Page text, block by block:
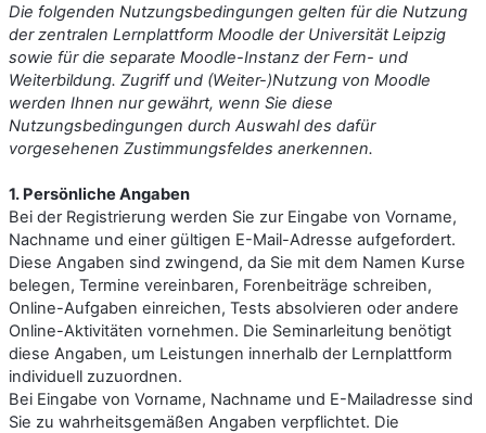
Die folgenden Nutzungsbedingungen gelten für die Nutzung
der zentralen Lernplattform Moodle der Universität Leipzig
sowie für die separate Moodle-Instanz der Fern- und
Weiterbildung. Zugriff und (Weiter-)Nutzung von Moodle
werden Ihnen nur gewährt, wenn Sie diese
Nutzungsbedingungen durch Auswahl des dafür
vorgesehenen Zustimmungsfeldes anerkennen.
1. Persönliche Angaben
Bei der Registrierung werden Sie zur Eingabe von Vorname,
Nachname und einer gültigen E-Mail-Adresse aufgefordert.
Diese Angaben sind zwingend, da Sie mit dem Namen Kurse
belegen, Termine vereinbaren, Forenbeiträge schreiben,
Online-Aufgaben einreichen, Tests absolvieren oder andere
Online-Aktivitäten vornehmen. Die Seminarleitung benötigt
diese Angaben, um Leistungen innerhalb der Lernplattform
individuell zuzuordnen.
Bei Eingabe von Vorname, Nachname und E-Mailadresse sind
Sie zu wahrheitsgemäßen Angaben verpflichtet. Die